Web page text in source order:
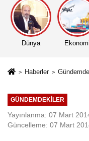
Dünya Ekonomi
Haberler
GÜNDEMDEKILER
Yayınlanma: 07 Mart
Güncelleme: 07 Mart